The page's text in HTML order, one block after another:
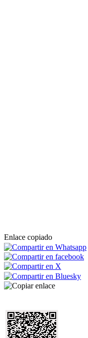
Enlace copiado